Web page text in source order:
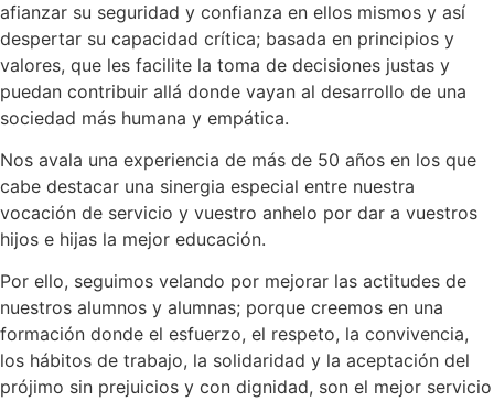
afianzar su seguridad y confianza en ellos mismos y así
despertar su capacidad crítica; basada en principios y
valores, que les facilite la toma de decisiones justas y
puedan contribuir allá donde vayan al desarrollo de una
sociedad más humana y empática.
Nos avala una experiencia de más de 50 años en los que
cabe destacar una sinergia especial entre nuestra
vocación de servicio y vuestro anhelo por dar a vuestros
hijos e hijas la mejor educación.
Por ello, seguimos velando por mejorar las actitudes de
nuestros alumnos y alumnas; porque creemos en una
formación donde el esfuerzo, el respeto, la convivencia,
los hábitos de trabajo, la solidaridad y la aceptación del
prójimo sin prejuicios y con dignidad, son el mejor servicio